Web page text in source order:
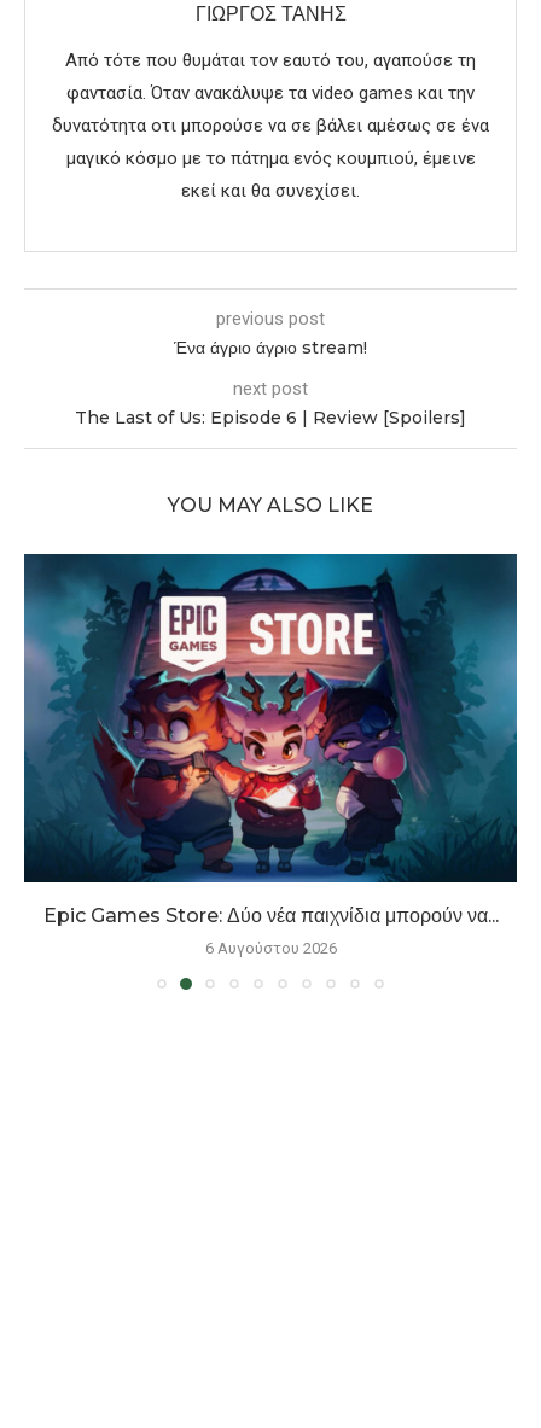
ΓΙΏΡΓΟΣ ΤΑΝΉΣ
Από τότε που θυμάται τον εαυτό του, αγαπούσε τη
φαντασία. Όταν ανακάλυψε τα video games και την
δυνατότητα οτι μπορούσε να σε βάλει αμέσως σε ένα
μαγικό κόσμο με το πάτημα ενός κουμπιού, έμεινε
εκεί και θα συνεχίσει.
previous post
Ένα άγριο άγριο stream!
next post
The Last of Us: Episode 6 | Review [Spoilers]
YOU MAY ALSO LIKE
Epic Games Store: Δύο νέα παιχνίδια μπορούν να...
6 Αυγούστου 2026